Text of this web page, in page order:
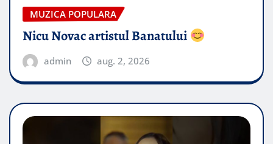
MUZICA POPULARA
Nicu Novac artistul Banatului
admin aug. 2, 2026